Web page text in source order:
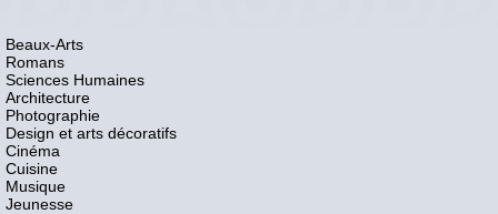
Beaux-Arts
Romans
Sciences Humaines
Architecture
Photographie
Design et arts décoratifs
Cinéma
Cuisine
Musique
Jeunesse